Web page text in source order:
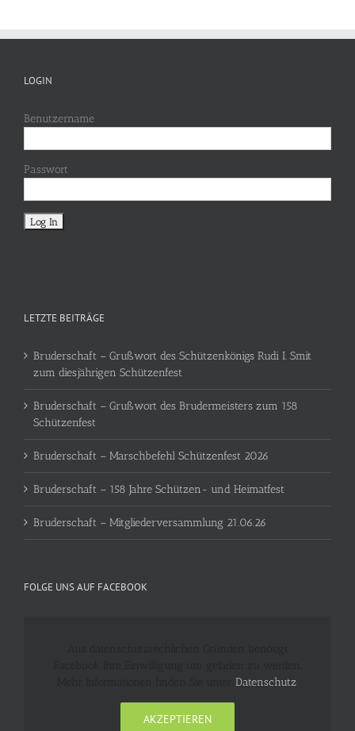
LOGIN
Benutzername
Passwort
LETZTE BEITRÄGE
Bruderschaft – Grußwort des Schützenkönigs Rudi I. Smit
zum diesjährigen Schützenfest
Bruderschaft – Grußwort des Brudermeisters zum 158
Schützenfest
Bruderschaft – Marschbefehl Schützenfest 2026
Bruderschaft – 158 Jahre Schützen- und Heimatfest
Bruderschaft – Mitgliederversammlung 21.06.26
FOLGE UNS AUF FACEBOOK
Datenschutz
AKZEPTIEREN